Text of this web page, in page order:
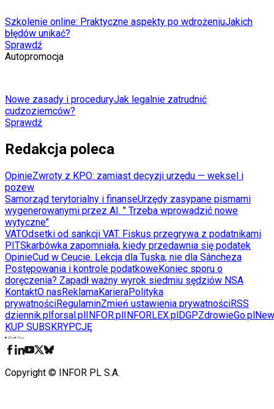
Szkolenie online: Praktyczne aspekty po wdrożeniuJakich
błędów unikać?
Sprawdź
Autopromocja
Nowe zasady i proceduryJak legalnie zatrudnić
cudzoziemców?
Sprawdź
Redakcja poleca
OpinieZwroty z KPO: zamiast decyzji urzędu — weksel i
pozew
Samorząd terytorialny i finanseUrzędy zasypane pismami
wygenerowanymi przez AI. " Trzeba wprowadzić nowe
wytyczne"
VATOdsetki od sankcji VAT. Fiskus przegrywa z podatnikami
PITSkarbówka zapomniała, kiedy przedawnia się podatek
OpinieCud w Ceucie. Lekcja dla Tuska, nie dla Sáncheza
Postępowania i kontrole podatkoweKoniec sporu o
doręczenia? Zapadł ważny wyrok siedmiu sędziów NSA
KontaktO nasReklamaKarieraPolityka
prywatnościRegulaminZmień ustawienia prywatnościRSS
dziennik.plforsal.plINFOR.plINFORLEX.plDGPZdrowieGo.pl
KUP SUBSKRYPCJĘ
Copyright © INFOR PL S.A.